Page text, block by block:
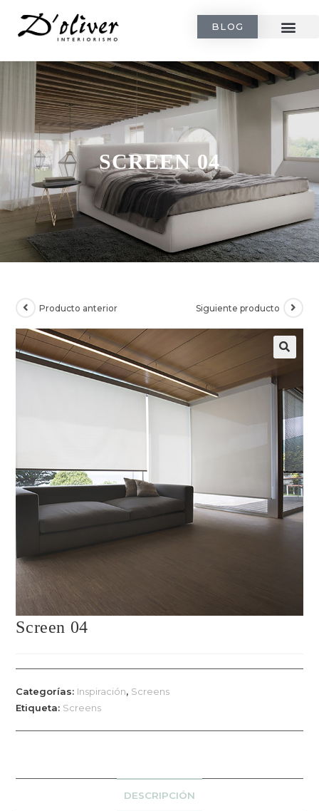
BLOG
SCREEN 04
Producto anterior Siguiente producto
Screen 04
Categorías: Inspiración, Screens
Etiqueta: Screens
DESCRIPCIÓN